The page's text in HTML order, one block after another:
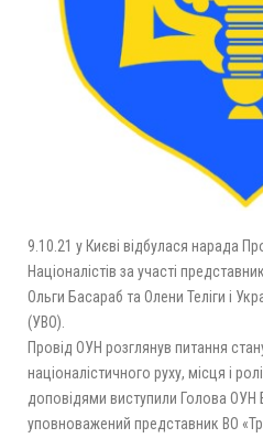
9.10.21 у Києві відбулася нарада
Націоналістів за участі
Ольги Басараб та Олени Теліги і
(УВО).
Провід ОУН розглянув питання
націоналістичного руху, місця і
доповідями виступили Голова ОУН
уповноважений представник ВО